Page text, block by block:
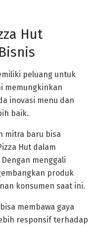
Hut
peluang untuk
memungkinkan
inovasi menu dan
baik.
mitra baru bisa
Hut dalam
menggali
produk
konsumen saat ini.
membawa gaya
responsif terhadap